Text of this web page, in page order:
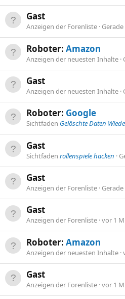
Gast
Anzeigen der Forenliste
Roboter: Amazon
Anzeigen der neuesten Inhalte
Gast
Anzeigen der neuesten Inhalte
Roboter: Google
Sichtfaden Gelöschte Daten
Gast
Sichtfaden rollenspiele hacken
Gast
Anzeigen der Forenliste
Gast
Anzeigen der Forenliste vor 1
Roboter: Amazon
Anzeigen der neuesten Inhalte
Gast
Anzeigen der Forenliste vor 1